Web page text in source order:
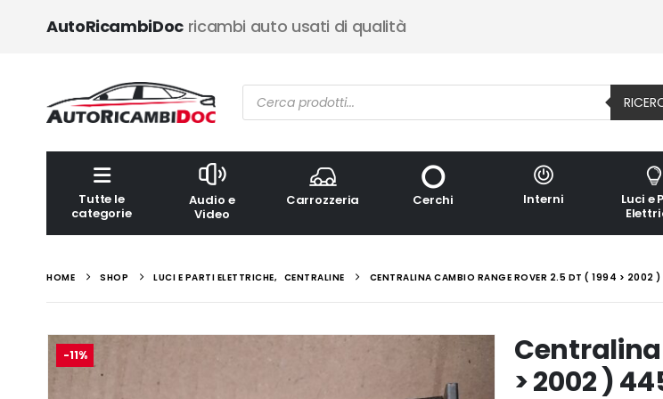
AutoRicambiDocricambi auto usati di qualità
Ricerca
prodotti
Tutte le
categorie
Audio e
Video
Carrozzeria Cerchi Interni
Luci e
HOME SHOP LUCI E PARTI ELETTRICHE, CENTRALINE CENTRALINA CAMBIO RANGE ROVER 2.5 DT ( 1994 >
-11%
Centralina
> 2002 )